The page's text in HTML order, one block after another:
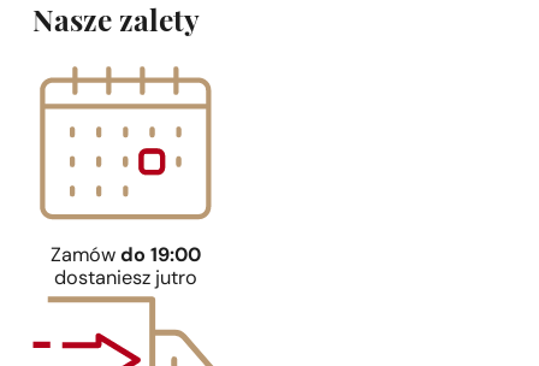
Nasze zalety
Zamów do 19:00
dostaniesz jutro